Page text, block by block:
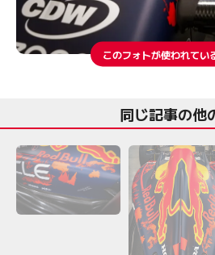
このフォトが使われてい
同じ記事の他